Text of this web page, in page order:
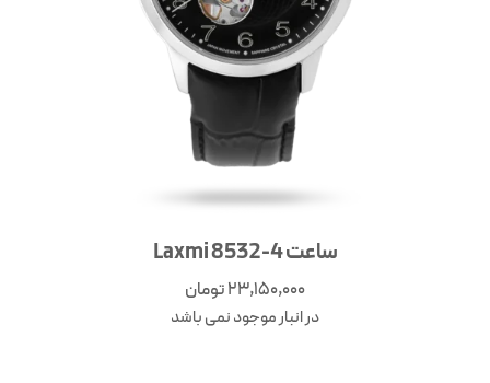
ساعت Laxmi 8532-4
23,150,000تومان
در انبار موجود نمی باشد